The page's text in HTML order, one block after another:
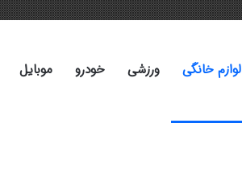
لوازم خانگی ورزشی خودرو موبایل